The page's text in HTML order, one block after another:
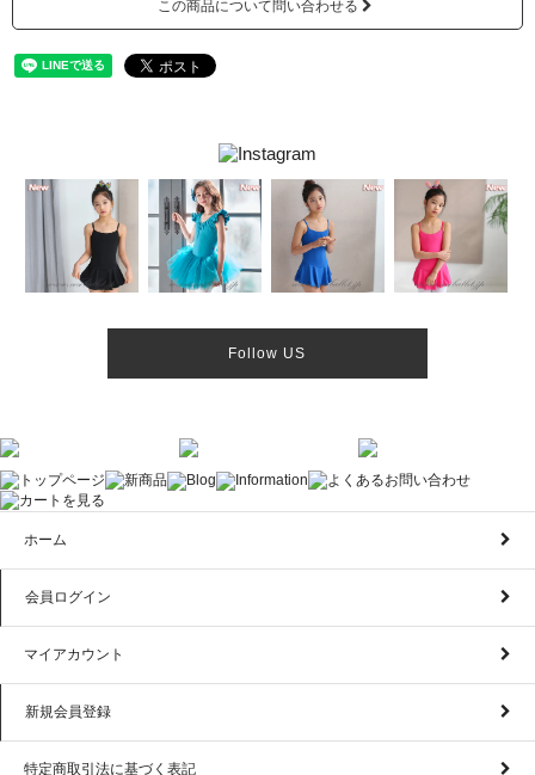
この商品について問い合わせる
Follow US
ホーム
会員ログイン
マイアカウント
新規会員登録
特定商取引法に基づく表記